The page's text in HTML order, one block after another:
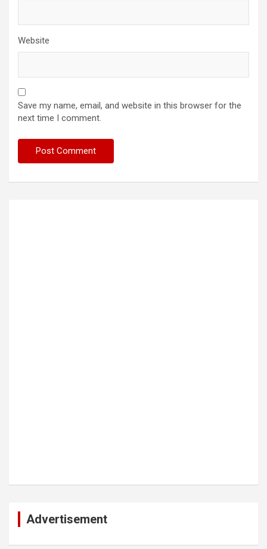
Website
Save my name, email, and website in this browser for the
next time I comment.
Advertisement